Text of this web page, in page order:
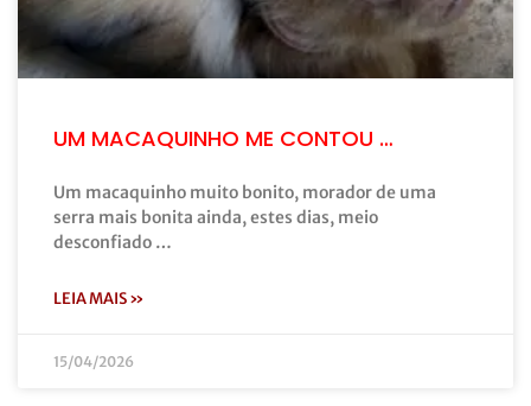
UM MACAQUINHO ME CONTOU …
Um macaquinho muito bonito, morador de uma
serra mais bonita ainda, estes dias, meio
desconfiado …
LEIA MAIS »
15/04/2026